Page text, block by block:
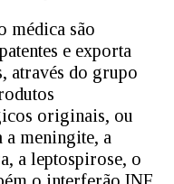
médica são
e exporta
através do grupo
originais, ou
a meningite, a
a leptospirose, o